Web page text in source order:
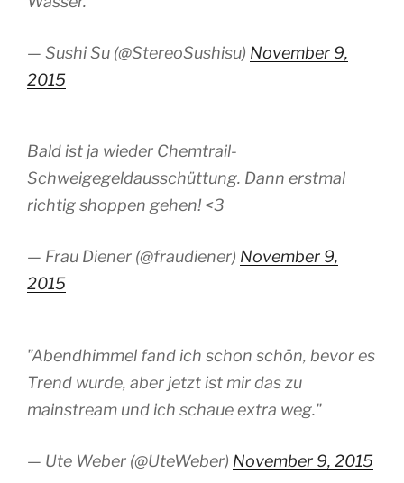
— Sushi Su (@StereoSushisu) November 9,
2015
Bald ist ja wieder Chemtrail-
Schweigegeldausschüttung. Dann erstmal
richtig shoppen gehen! <3
— Frau Diener (@fraudiener) November 9,
2015
"Abendhimmel fand ich schon schön, bevor es
Trend wurde, aber jetzt ist mir das zu
mainstream und ich schaue extra weg."
— Ute Weber (@UteWeber) November 9, 2015